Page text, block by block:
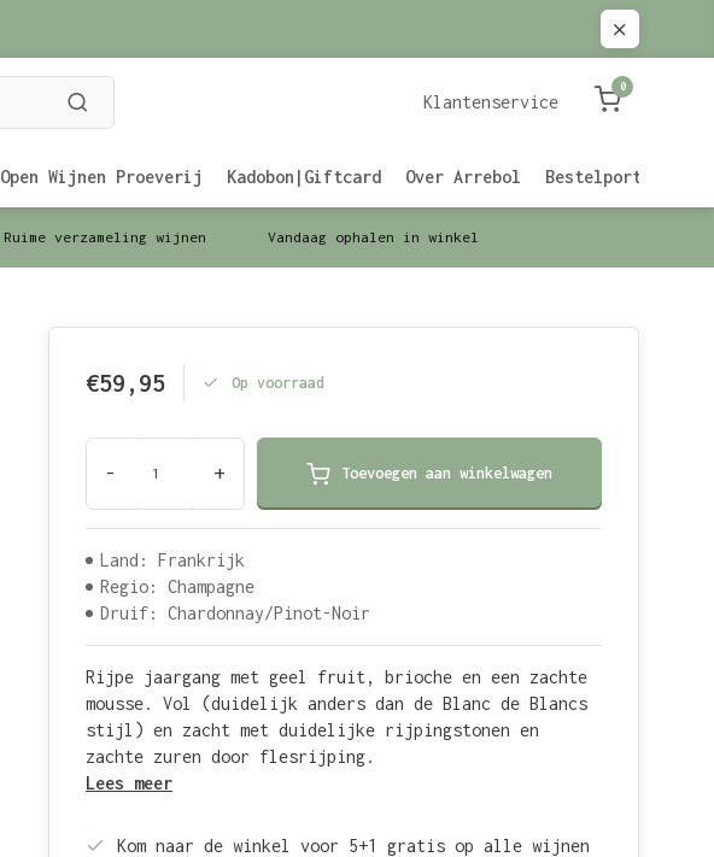
Klantenservice
0
Open Wijnen Proeverij Kadobon|Giftcard Over Arrebol Bestelportaal
Ruime verzameling wijnen Vandaag ophalen in winkel
€59,95 Op voorraad
- + Toevoegen aan winkelwagen
Land: Frankrijk
Regio: Champagne
Druif: Chardonnay/Pinot-Noir
Rijpe jaargang met geel fruit, brioche en een zachte
mousse. Vol (duidelijk anders dan de Blanc de Blancs
stijl) en zacht met duidelijke rijpingstonen en
zachte zuren door flesrijping.
Lees meer
Kom naar de winkel voor 5+1 gratis op alle wijnen